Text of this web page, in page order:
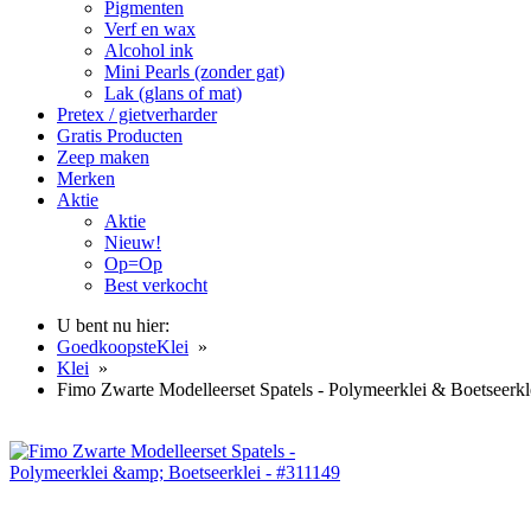
Pigmenten
Verf en wax
Alcohol ink
Mini Pearls (zonder gat)
Lak (glans of mat)
Pretex / gietverharder
Gratis Producten
Zeep maken
Merken
Aktie
Aktie
Nieuw!
Op=Op
Best verkocht
U bent nu hier:
GoedkoopsteKlei »
Klei »
Fimo Zwarte Modelleerset Spatels - Polymeerklei &